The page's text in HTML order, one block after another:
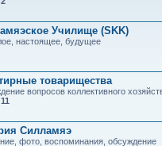
Училище (SKK)
настоящее, будущее
товарищества
вопросов коллективного
11
Силламяэ
фото, воспоминания, обсуждение